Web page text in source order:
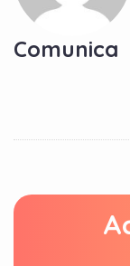
Comunica